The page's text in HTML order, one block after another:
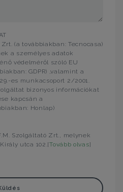
(a továbbiakban: Tecnocasa)
a személyes adatok
védelméről szóló EU
GDPR) ,valamint a
es munkacsoport 2/2001.
bizonyos információkat
kapcsán a
Honlap)
Szolgáltató Zrt., melynek
utca 102.[Tovább olvas]